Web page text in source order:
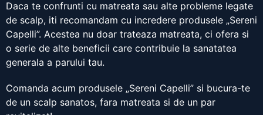
Daca te confrunti cu matreata sau alte probleme legate
de scalp, iti recomandam cu incredere produsele „Sereni
Capelli”. Acestea nu doar trateaza matreata, ci ofera si
o serie de alte beneficii care contribuie la sanatatea
generala a parului tau.
Comanda acum produsele „Sereni Capelli” si bucura-te
de un scalp sanatos, fara matreata si de un par